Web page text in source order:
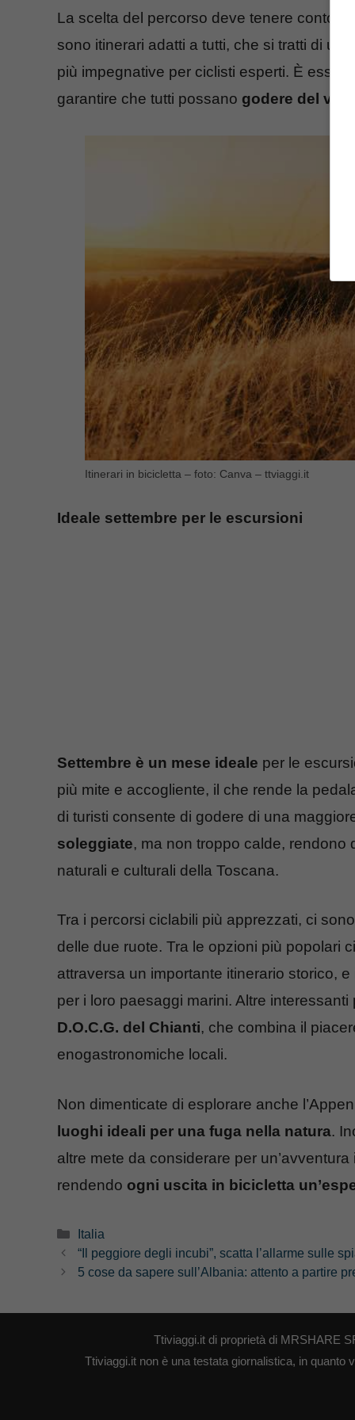
La scelta del percorso deve tenere conto
sono itinerari adatti a tutti, che si tratti di
più impegnative per ciclisti esperti. È
garantire che tutti possano godere del
Itinerari in bicicletta – foto: Canva – ttviaggi.it
Ideale settembre per le escursioni
Settembre è un mese ideale per le
più mite e accogliente, il che rende la
di turisti consente di godere di una
soleggiate, ma non troppo calde, rendono
naturali e culturali della Toscana.
Tra i percorsi ciclabili più apprezzati, ci
delle due ruote. Tra le opzioni più popolari
attraversa un importante itinerario storico,
per i loro paesaggi marini. Altre
D.O.C.G. del Chianti, che combina il
enogastronomiche locali.
Non dimenticate di esplorare anche
luoghi ideali per una fuga nella natura.
altre mete da considerare per
rendendo ogni uscita in bicicletta
Categorie
Italia
“Il peggiore degli incubi”, scatta l’allarme sulle
5 cose da sapere sull’Albania: attento a partire
Ttiviaggi.it di proprietà di MRSHARE
Ttiviaggi.it non è una testata giornalistica, in quanto